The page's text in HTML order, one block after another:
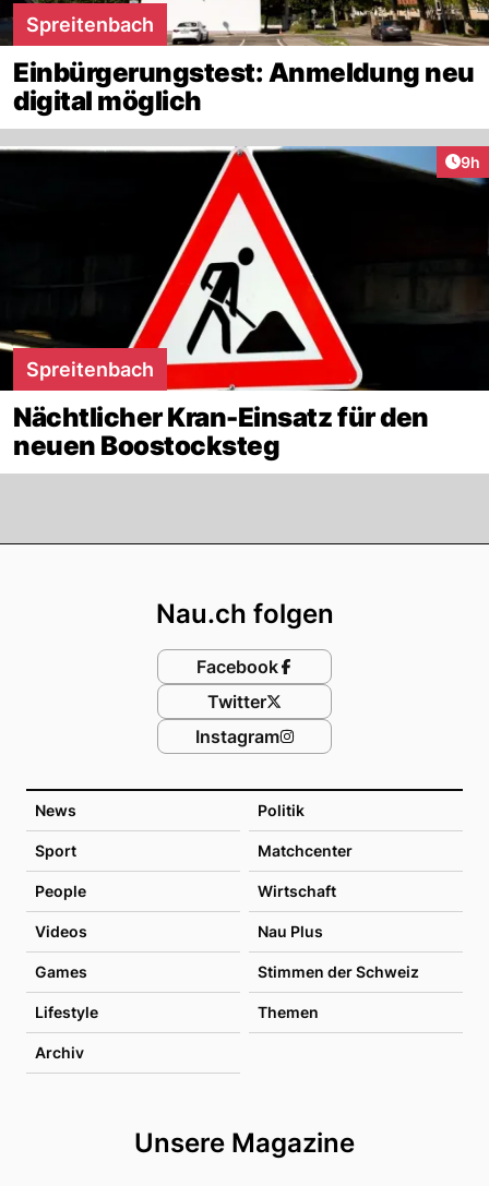
Spreitenbach
Einbürgerungstest: Anmeldung neu
digital möglich
9h
Spreitenbach
Nächtlicher Kran-Einsatz für den
neuen Boostocksteg
News Politik
Sport Matchcenter
People Wirtschaft
Videos Nau Plus
Games Stimmen der Schweiz
Lifestyle Themen
Archiv
Unsere Magazine
Nau.ch folgen
Facebook
Twitter
Instagram